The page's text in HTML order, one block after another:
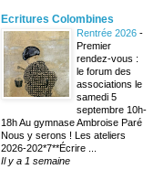
Ecritures Colombines
Rentrée 2026 -
Premier
rendez-vous :
le forum des
associations le
samedi 5
septembre 10h-
18h Au gymnase Ambroise Paré
Nous y serons ! Les ateliers
2026-202*7**Écrire ...
Il y a 1 semaine